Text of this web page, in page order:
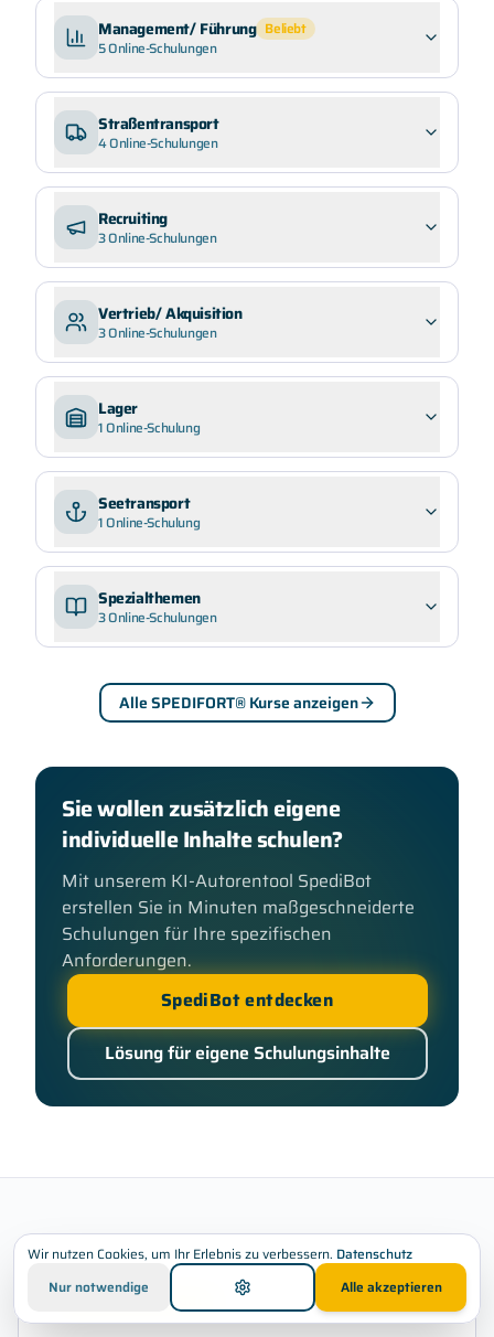
Management/ Führung Beliebt
5Online-Schulungen
Straßentransport
4Online-Schulungen
Recruiting
3Online-Schulungen
Vertrieb/ Akquisition
3Online-Schulungen
Lager
1Online-Schulung
Seetransport
1Online-Schulung
Spezialthemen
3Online-Schulungen
Alle SPEDIFORT® Kurse anzeigen
Sie wollen zusätzlich eigene
individuelle Inhalte schulen?
Mit unserem KI-Autorentool SpediBot
erstellen Sie in Minuten maßgeschneiderte
Schulungen für Ihre spezifischen
Anforderungen.
SpediBot entdecken
Lösung für eigene Schulungsinhalte
Neu bei SPEDIFORT®
Wir nutzen Cookies, um Ihr Erlebnis zu verbessern. Datenschutz
Nur notwendige
Alle akzeptieren